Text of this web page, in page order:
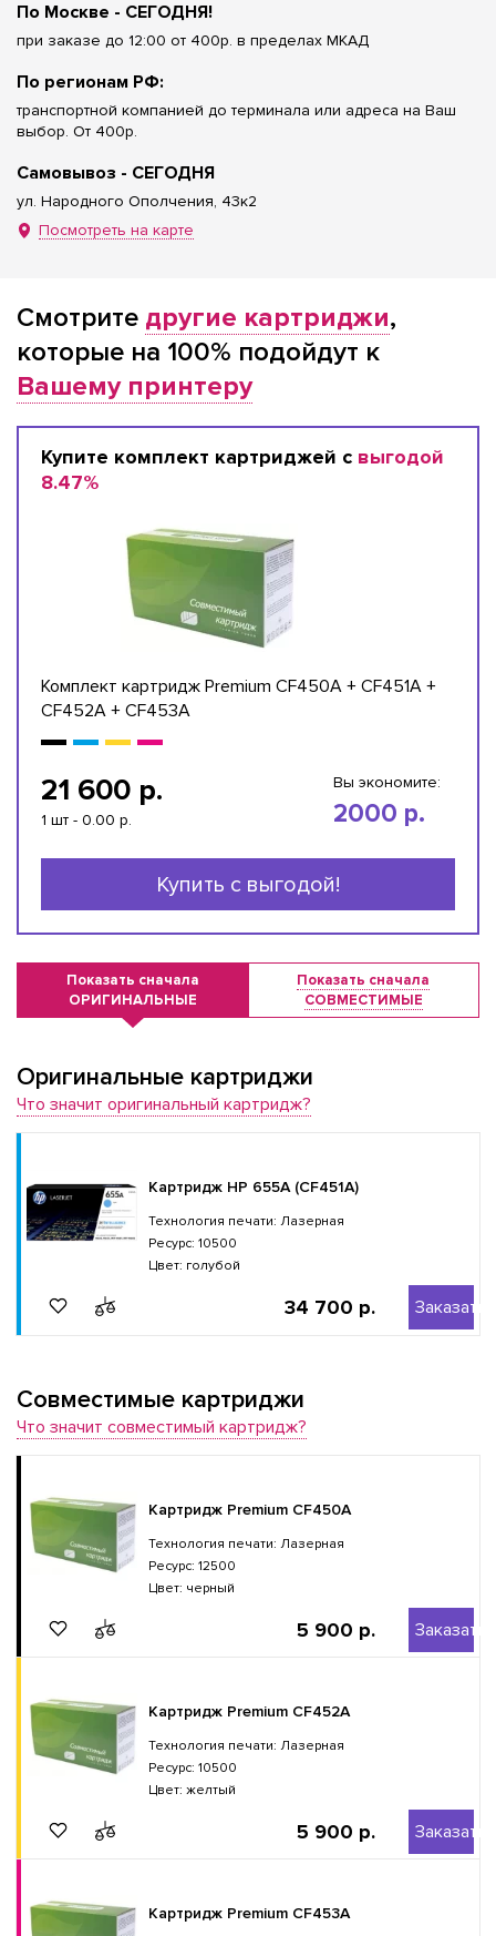
По Москве - СЕГОДНЯ!
при заказе до 12:00 от 400р. в пределах МКАД
По регионам РФ:
транспортной компанией до терминала или адреса на Ваш
выбор. От 400р.
Самовывоз - СЕГОДНЯ
ул. Народного Ополчения, 43к2
Посмотреть на карте
Смотрите другие картриджи,
которые на 100% подойдут к
Вашему принтеру
Купите комплект картриджей с выгодой
8.47%
Комплект картридж Premium CF450A + CF451A +
CF452A + CF453A
21 600 р.
1 шт - 0.00 р.
Вы экономите:
2000 р.
Купить с выгодой!
Показать сначала
ОРИГИНАЛЬНЫЕ
Показать сначала
СОВМЕСТИМЫЕ
Оригинальные картриджи
Что значит оригинальный картридж?
Картридж HP 655A (CF451A)
Технология печати: Лазерная
Ресурс: 10500
Цвет: голубой
34 700 р. Заказать
Совместимые картриджи
Что значит совместимый картридж?
Картридж Premium CF450A
Технология печати: Лазерная
Ресурс: 12500
Цвет: черный
5 900 р. Заказать
Картридж Premium CF452A
Технология печати: Лазерная
Ресурс: 10500
Цвет: желтый
5 900 р. Заказать
Картридж Premium CF453A